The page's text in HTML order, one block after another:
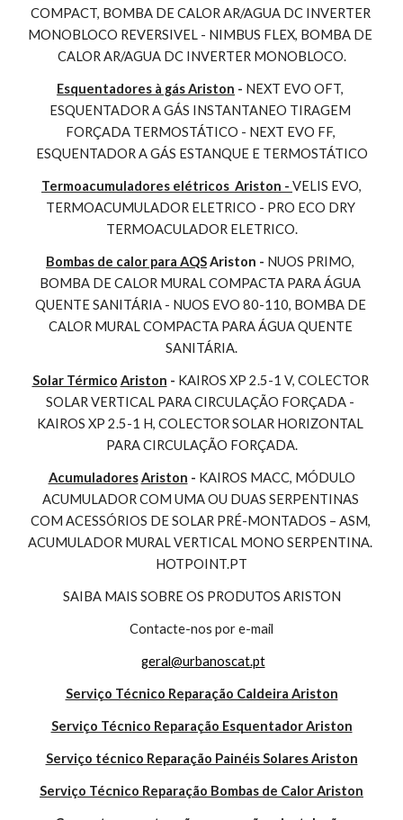
COMPACT, BOMBA DE CALOR AR/AGUA DC INVERTER
MONOBLOCO REVERSIVEL - NIMBUS FLEX, BOMBA DE
CALOR AR/AGUA DC INVERTER MONOBLOCO.
Esquentadores à gás Ariston - NEXT EVO OFT,
ESQUENTADOR A GÁS INSTANTANEO TIRAGEM
FORÇADA TERMOSTÁTICO - NEXT EVO FF,
ESQUENTADOR A GÁS ESTANQUE E TERMOSTÁTICO
Termoacumuladores elétricos  Ariston - VELIS EVO,
TERMOACUMULADOR ELETRICO - PRO ECO DRY
TERMOACULADOR ELETRICO.
Bombas de calor para AQS Ariston - NUOS PRIMO,
BOMBA DE CALOR MURAL COMPACTA PARA ÁGUA
QUENTE SANITÁRIA - NUOS EVO 80-110, BOMBA DE
CALOR MURAL COMPACTA PARA ÁGUA QUENTE
SANITÁRIA.
Solar Térmico Ariston - KAIROS XP 2.5-1 V, COLECTOR
SOLAR VERTICAL PARA CIRCULAÇÃO FORÇADA -
KAIROS XP 2.5-1 H, COLECTOR SOLAR HORIZONTAL
PARA CIRCULAÇÃO FORÇADA.
Acumuladores Ariston - KAIROS MACC, MÓDULO
ACUMULADOR COM UMA OU DUAS SERPENTINAS
COM ACESSÓRIOS DE SOLAR PRÉ-MONTADOS – ASM,
ACUMULADOR MURAL VERTICAL MONO SERPENTINA.
HOTPOINT.PT
SAIBA MAIS SOBRE OS PRODUTOS ARISTON
Contacte-nos por e-mail
geral@urbanoscat.pt
Serviço Técnico Reparação Caldeira Ariston
Serviço Técnico Reparação Esquentador Ariston
Serviço técnico Reparação Painéis Solares Ariston
Serviço Técnico Reparação Bombas de Calor Ariston